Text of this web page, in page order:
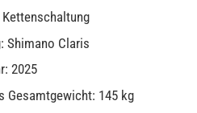
Shimano Claris
2025
Gesamtgewicht: 145 kg